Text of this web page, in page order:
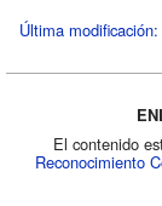
Última
El contenido
Reconocimiento